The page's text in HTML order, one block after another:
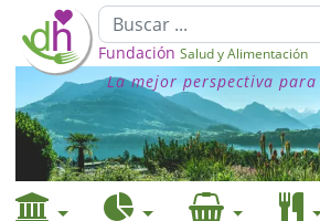
Fundación Salud y Alimentación
La mejor perspectiva